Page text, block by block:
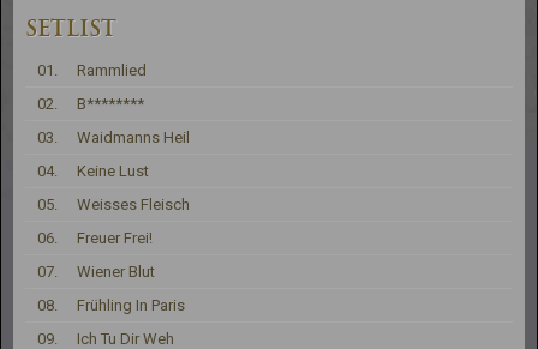
SETLIST
01.
Rammlied
02.
B********
03.
Waidmanns Heil
04.
Keine Lust
05.
Weisses Fleisch
06.
Freuer Frei!
07.
Wiener Blut
08.
Frühling In Paris
09.
Ich Tu Dir Weh